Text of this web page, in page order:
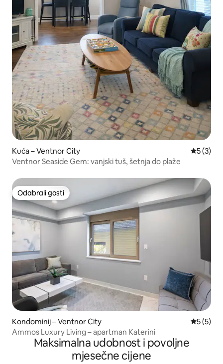
Kuća – Ventnor City
5 (3)
Ventnor Seaside Gem: vanjski tuš, šetnja do plaže
Odabrali gosti
Odabrali gosti
Kondominij – Ventnor City
5 (5)
Ammos Luxury Living – apartman Katerini
Maksimalna udobnost i povoljne
mjesečne cijene